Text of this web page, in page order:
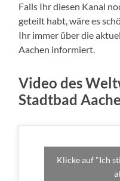
Falls Ihr diesen Kanal
geteilt habt, wäre es
Ihr immer über die
Aachen informiert.
Video des
Stadtbad
Klicke auf "Ich